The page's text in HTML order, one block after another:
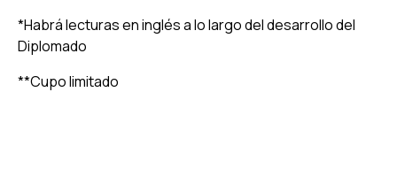
*Habrá lecturas en inglés a lo largo del desarrollo del
Diplomado
**Cupo limitado